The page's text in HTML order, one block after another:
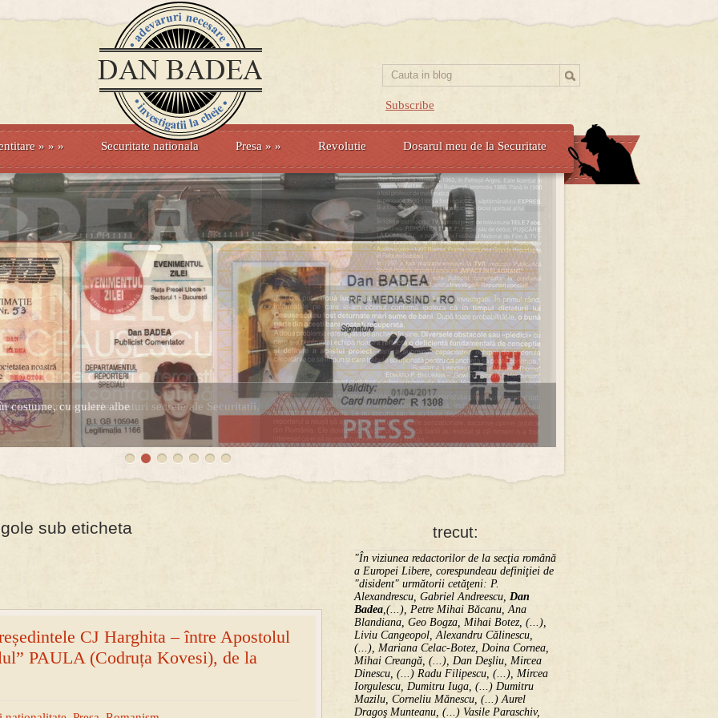
Subscribe
» » » Securitate nationala Presa » » Revolutie Dosarul meu de la Securitate
costume, cu gulere albe
controversatele conturi secrete ale Securitatii.
trecut:
"În viziunea redactorilor de la secţia română
a Europei Libere, corespundeau definiţiei de
"disident" următorii ce­tă­ţeni: P.
Alexandrescu, Gabriel Andreescu, Dan
Badea,(...), Petre Mihai Băcanu, Ana
Blandiana, Geo Bogza, Mihai Botez, (...),
Liviu Cangeopol, Alexandru Călinescu,
(...), Mariana Celac-Botez, Doina Cornea,
Mihai Creangă, (...), Dan Deşliu, Mircea
Dinescu, (...) Radu Filipescu, (...), Mircea
Iorgulescu, Dumitru Iuga, (...) Dumitru
Mazilu, Corneliu Mănescu, (...) Aurel
Dragoş Munteanu, (...) Vasile Paraschiv,
sub eticheta
CJ Harghita – între Apostolul
PAULA (Codruța Kovesi), de la